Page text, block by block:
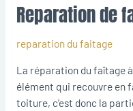
Reparation de
reparation du faitage
La réparation du faîtage
élément qui recouvre en
toiture, c’est donc la
Reparation
de
faitage